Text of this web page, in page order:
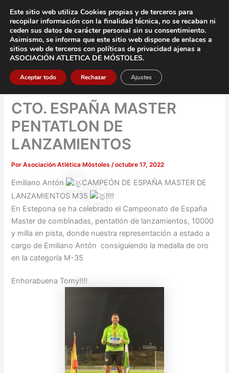
contenido
CTO. ESPAÑA MASTER
PENTATLON DE
LANZAMIENTOS
PorAsociación Atlética Móstoles/octubre 17, 2022
Emiliano Antón
CAMPEÓN DE ESPAÑA MASTER DE
LANZAMIENTOS M35
!!!!
En Estepona se ha celebrado el Campeonato de España
Master de combinadas, pentatlón de lanzamientos, 10000
y milla en pista, donde nuestra representación a estado a
cargo de Emiliano Antón consiguiendo la medalla de oro
en la categoría M-35
Enhorabuena Tomy!!!!
Este sitio web utiliza Cookies propias y de terceros para
recopilar información con la finalidad técnica, no se recaban ni
ceden sus datos de carácter personal sin su consentimiento.
Asimismo, se informa que este sitio web dispone de enlaces a
sitios web de terceros con políticas de privacidad ajenas a
ASOCIACIÓN ATLETICA DE MÓSTOLES.
Aceptar todo Rechazar Ajustes